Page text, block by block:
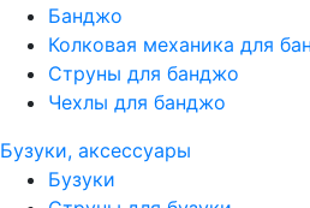
Банджо
Колковая механика для
Струны для банджо
Чехлы для банджо
Бузуки, аксессуары
Бузуки